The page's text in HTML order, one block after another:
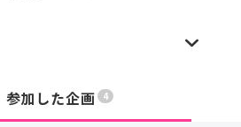
参加した企画 4